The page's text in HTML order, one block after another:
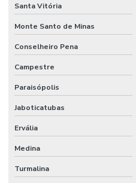
Santa Vitória
Monte Santo de Minas
Conselheiro Pena
Campestre
Paraisópolis
Jaboticatubas
Ervália
Medina
Turmalina